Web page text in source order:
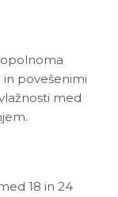
in povešenimi
med
18 in 24